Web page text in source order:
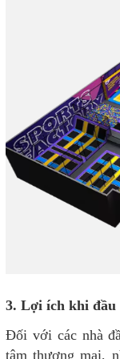
3. Lợi ích khi đầu
Đối với các nhà
tâm thương mại,